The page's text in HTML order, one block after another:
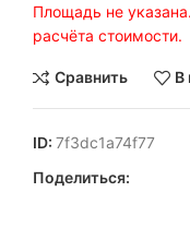
Площадь не
расчёта стоимости.
Сравнить В
ID: 7f3dc1a74f77
Поделиться: